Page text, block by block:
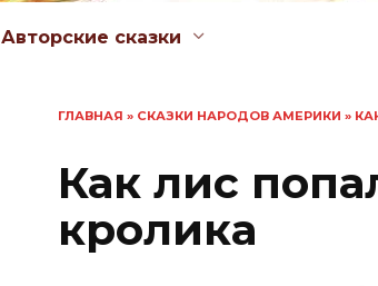
Авторские сказки
ГЛАВНАЯ » СКАЗКИ НАРОДОВ АМЕРИКИ »
Как лис
кролика